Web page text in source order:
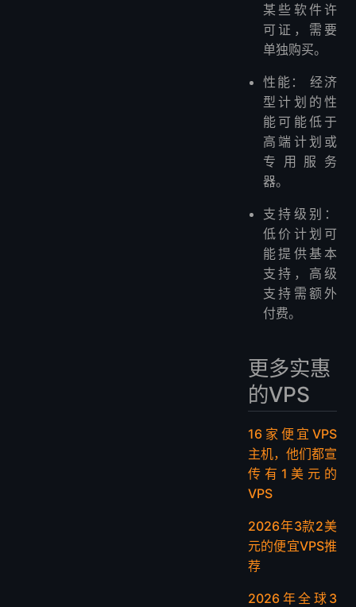
某些软件许
可证，需要
单独购买。
性能： 经济
型计划的性
能可能低于
高端计划或
专用服务
器。
支持级别：
低价计划可
能提供基本
支持，高级
支持需额外
付费。
更多实惠
的VPS
16家便宜VPS
主机，他们都宣
传有1美元的
VPS
2026年3款2美
元的便宜VPS推
荐
2026年全球3